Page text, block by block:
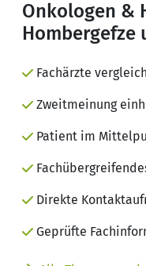
Onkologen &
Hombergefze
Fachärzte
Zweitmeinung
Patient im
Direkte
Geprüfte